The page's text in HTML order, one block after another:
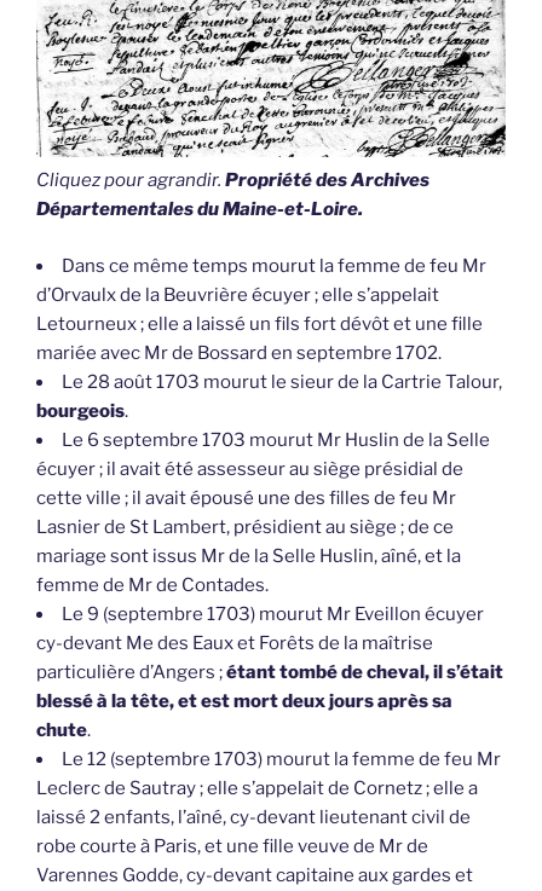
Cliquez pour agrandir. Propriété des Archives
Départementales du Maine-et-Loire.
Dans ce même temps mourut la femme de feu Mr
d’Orvaulx de la Beuvrière écuyer ; elle s’appelait
Letourneux ; elle a laissé un fils fort dévôt et une fille
mariée avec Mr de Bossard en septembre 1702.
Le 28 août 1703 mourut le sieur de la Cartrie Talour,
bourgeois.
Le 6 septembre 1703 mourut Mr Huslin de la Selle
écuyer ; il avait été assesseur au siège présidial de
cette ville ; il avait épousé une des filles de feu Mr
Lasnier de St Lambert, présidient au siège ; de ce
mariage sont issus Mr de la Selle Huslin, aîné, et la
femme de Mr de Contades.
Le 9 (septembre 1703) mourut Mr Eveillon écuyer
cy-devant Me des Eaux et Forêts de la maîtrise
particulière d’Angers ;étant tombé de cheval, il s’était
blessé à la tête, et est mort deux jours après sa
chute.
Le 12 (septembre 1703) mourut la femme de feu Mr
Leclerc de Sautray ; elle s’appelait de Cornetz ; elle a
laissé 2 enfants, l’aîné, cy-devant lieutenant civil de
robe courte à Paris, et une fille veuve de Mr de
Varennes Godde, cy-devant capitaine aux gardes et